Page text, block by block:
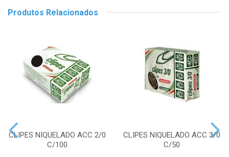
Produtos Relacionados
CLIPES NIQUELADO ACC 2/0
C/100
CLIPES NIQUELADO ACC 3/0
C/50